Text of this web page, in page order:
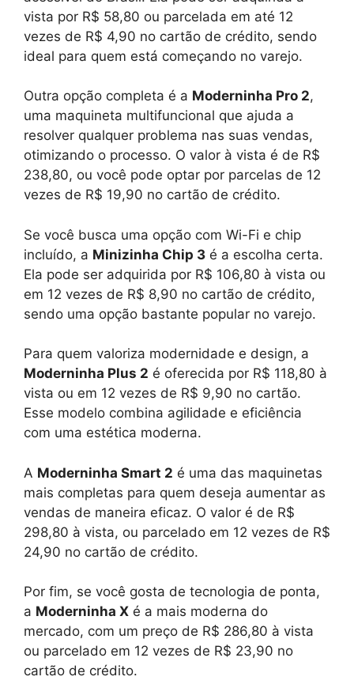
vista por R$ 58,80 ou parcelada em até 12
vezes de R$ 4,90 no cartão de crédito, sendo
ideal para quem está começando no varejo.
Outra opção completa é a Moderninha Pro 2,
uma maquineta multifuncional que ajuda a
resolver qualquer problema nas suas vendas,
otimizando o processo. O valor à vista é de R$
238,80, ou você pode optar por parcelas de 12
vezes de R$ 19,90 no cartão de crédito.
Se você busca uma opção com Wi-Fi e chip
incluído, a Minizinha Chip 3 é a escolha certa.
Ela pode ser adquirida por R$ 106,80 à vista ou
em 12 vezes de R$ 8,90 no cartão de crédito,
sendo uma opção bastante popular no varejo.
Para quem valoriza modernidade e design, a
Moderninha Plus 2 é oferecida por R$ 118,80 à
vista ou em 12 vezes de R$ 9,90 no cartão.
Esse modelo combina agilidade e eficiência
com uma estética moderna.
A Moderninha Smart 2 é uma das maquinetas
mais completas para quem deseja aumentar as
vendas de maneira eficaz. O valor é de R$
298,80 à vista, ou parcelado em 12 vezes de R$
24,90 no cartão de crédito.
Por fim, se você gosta de tecnologia de ponta,
a Moderninha X é a mais moderna do
mercado, com um preço de R$ 286,80 à vista
ou parcelado em 12 vezes de R$ 23,90 no
cartão de crédito.